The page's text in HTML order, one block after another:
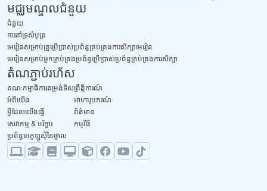
តំណភ្ជាប់រហ័ស
គណៈកម្មាធិការតម្រង់ទិស
អំពីយើង
អ្វីដែលយើងធ្វើ
សេវាកម្ម & បរិក្ខារ
ប្រព័ន្ធអេកូឡូស៊ីនៃថ្នាល
ព្រឹត្តិការណ៍
អាហារូបករណ៍
ព័ត៌មាន
កម្មវិធី
មជ្ឈមណ្ឌលជំនួយ
ជំនួយ
​ការគាំទ្រសំបុត្រ
មេរៀនសម្រាប់គ្រូប្រើប្រាស់ប្រព័ន្ធគ្រប់គ្រងការសិក្សាមេរៀន
មេរៀនសម្រាប់អ្នកគ្រប់គ្រងប្រព័ន្ធប្រើប្រាស់ប្រព័ន្ធគ្រប់គ្រងការសិក្សា